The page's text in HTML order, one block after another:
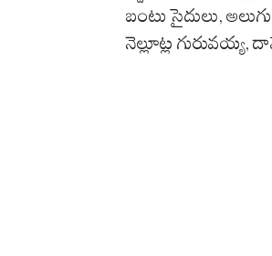
బంటు సైదులు,
నెల్లూట్ల గురువయ్య,